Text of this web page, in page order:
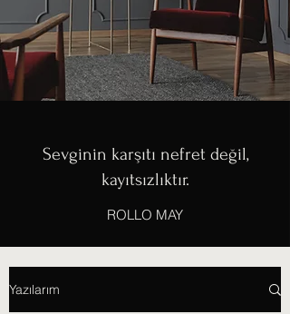
Sevginin karşıtı nefret değil,
kayıtsızlıktır.
ROLLO MAY
Yazılarım